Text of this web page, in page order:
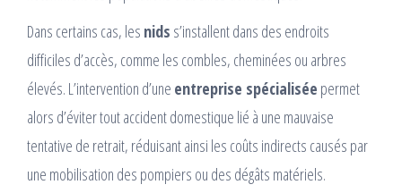
Dans certains cas, les nids s’installent dans des endroits
difficiles d’accès, comme les combles, cheminées ou arbres
élevés. L’intervention d’une entreprise spécialisée permet
alors d’éviter tout accident domestique lié à une mauvaise
tentative de retrait, réduisant ainsi les coûts indirects causés par
une mobilisation des pompiers ou des dégâts matériels.